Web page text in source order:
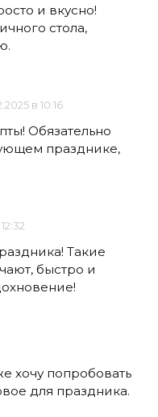
и вкусно!
стола,
в 10:16
Обязательно
празднике,
Такие
быстро и
хочу попробовать
для праздника.